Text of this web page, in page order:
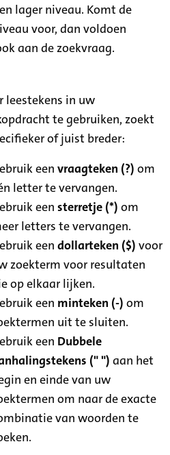
lager niveau. Komt de
voor, dan voldoen
aan de zoekvraag.
leestekens in uw
te gebruiken, zoekt
of juist breder:
eenvraagteken (?) om
letter te vervangen.
eensterretje (*) om
letters te vervangen.
eendollarteken ($) voor
zoekterm voor resultaten
op elkaar lijken.
een minteken (-) om
uit te sluiten.
een Dubbele
(" ") aan het
en einde van uw
om naar de exacte
van woorden te